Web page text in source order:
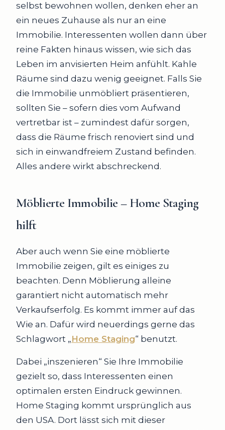
selbst bewohnen wollen, denken eher an
ein neues Zuhause als nur an eine
Immobilie. Interessenten wollen dann über
reine Fakten hinaus wissen, wie sich das
Leben im anvisierten Heim anfühlt. Kahle
Räume sind dazu wenig geeignet. Falls Sie
die Immobilie unmöbliert präsentieren,
sollten Sie – sofern dies vom Aufwand
vertretbar ist – zumindest dafür sorgen,
dass die Räume frisch renoviert sind und
sich in einwandfreiem Zustand befinden.
Alles andere wirkt abschreckend.
Möblierte Immobilie – Home Staging
hilft
Aber auch wenn Sie eine möblierte
Immobilie zeigen, gilt es einiges zu
beachten. Denn Möblierung alleine
garantiert nicht automatisch mehr
Verkaufserfolg. Es kommt immer auf das
Wie an. Dafür wird neuerdings gerne das
Schlagwort „Home Staging“ benutzt.
Dabei „inszenieren“ Sie Ihre Immobilie
gezielt so, dass Interessenten einen
optimalen ersten Eindruck gewinnen.
Home Staging kommt ursprünglich aus
den USA. Dort lässt sich mit dieser